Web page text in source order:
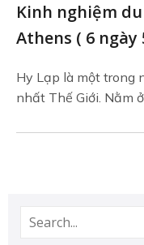
Kinh nghiệm
Athens ( 6 ngày
Hy Lạp là một trong
nhất Thế Giới. Nằm